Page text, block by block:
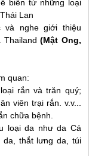
biến từ những loại
Lan
và nghe giới thiệu
Thailand(Mật Ong,
quan:
rắn và trăn quý;
viên trại rắn. v.v...
chữa bệnh.
loại da như da Cá
da, thắt lưng da, túi